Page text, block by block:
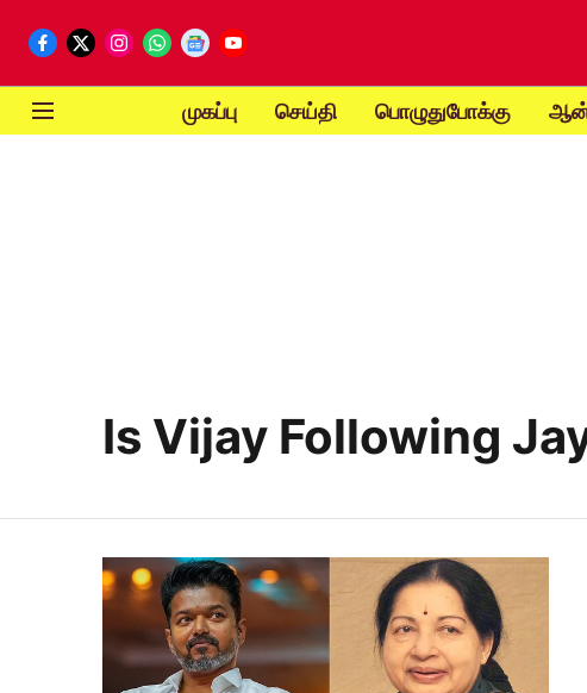
முகப்பு செய்தி பொழுதுபோக்கு
Is Vijay Following